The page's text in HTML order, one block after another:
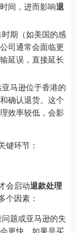
间，进而影响退
期（如美国的感
司通常会面临更
延误，直接延长
马逊位于香港的
确认退货。这个
效率较低，会影
键环节：
会启动退款处理
个因素：
题或亚马逊的失